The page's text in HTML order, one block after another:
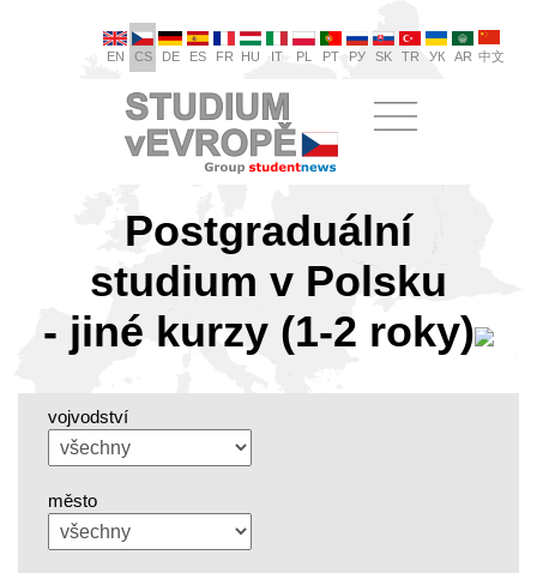
EN CS DE ES FR HU IT PL PT РУ SK TR УК AR 中文
Postgraduální
studium v Polsku
- jiné kurzy (1-2 roky)
vojvodství
město